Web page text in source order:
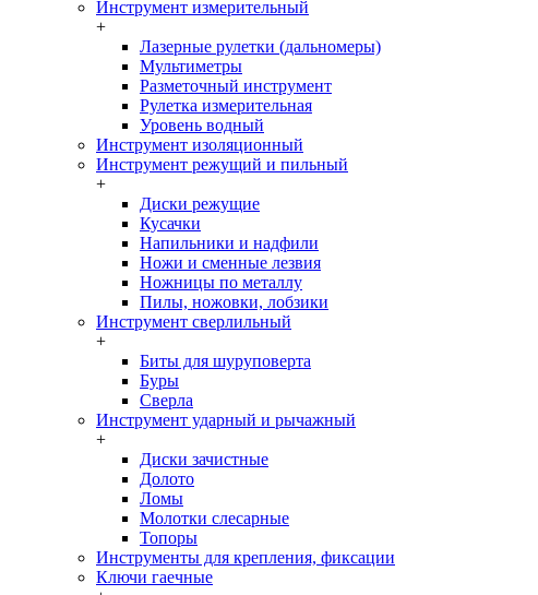
Инструмент измерительный
+
Лазерные рулетки (дальномеры)
Мультиметры
Разметочный инструмент
Рулетка измерительная
Уровень водный
Инструмент изоляционный
Инструмент режущий и пильный
+
Диски режущие
Кусачки
Напильники и надфили
Ножи и сменные лезвия
Ножницы по металлу
Пилы, ножовки, лобзики
Инструмент сверлильный
+
Биты для шуруповерта
Буры
Сверла
Инструмент ударный и рычажный
+
Диски зачистные
Долото
Ломы
Молотки слесарные
Топоры
Инструменты для крепления, фиксации
Ключи гаечные